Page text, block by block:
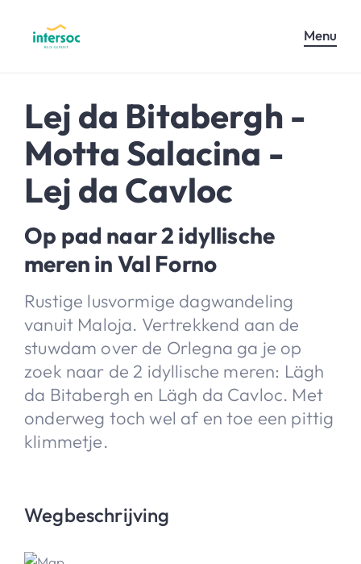
Menu
Lej da Bitabergh -
Motta Salacina -
Lej da Cavloc
Op pad naar 2 idyllische
meren in Val Forno
Rustige lusvormige dagwandeling
vanuit Maloja. Vertrekkend aan de
stuwdam over de Orlegna ga je op
zoek naar de 2 idyllische meren: Lägh
da Bitabergh en Lägh da Cavloc. Met
onderweg toch wel af en toe een pittig
klimmetje.
Wegbeschrijving